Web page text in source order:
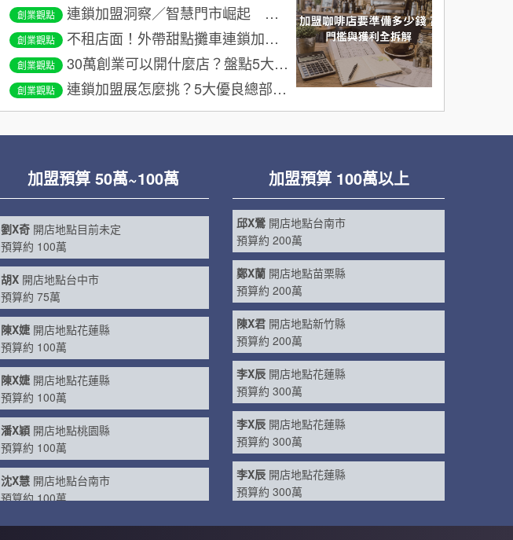
創業觀點 連鎖加盟洞察／智慧門市崛起 連鎖加盟進入流程革新時代
創業觀點 不租店面！外帶甜點攤車連鎖加盟賺錢嗎？
創業觀點 30萬創業可以開什麼店？盤點5大高潛力小額創業加盟選擇
創業觀點 連鎖加盟展怎麼挑？5大優良總部要件教你避坑
加盟預算 50萬~100萬
曾X君開店地點目前未定
預算約 75萬
劉X奇開店地點目前未定
預算約 100萬
胡X開店地點台中市
預算約 75萬
陳X婕開店地點花蓮縣
預算約 100萬
陳X婕開店地點花蓮縣
預算約 100萬
潘X穎開店地點桃園縣
預算約 100萬
沈X慧開店地點台南市
加盟預算 100萬以上
邱X鶯 開店地點台南市
預算約 200萬
邱X鶯 開店地點台南市
預算約 200萬
鄭X蘭 開店地點苗栗縣
預算約 200萬
陳X君 開店地點新竹縣
預算約 200萬
李X辰 開店地點花蓮縣
預算約 300萬
李X辰 開店地點花蓮縣
預算約 300萬
李X辰開店地點花蓮縣